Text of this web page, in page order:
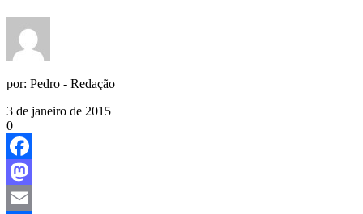
por: Pedro - Redação
3 de janeiro de 2015
0
Facebook
Mastodon